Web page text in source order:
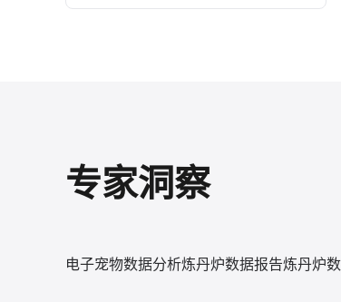
专家洞察
电子宠物数据分析炼丹炉数据报告炼丹炉